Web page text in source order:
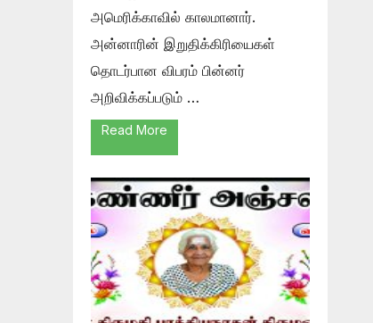
அமெரிக்காவில் காலமானார்.
அன்னாரின் இறுதிக்கிரியைகள்
தொடர்பான விபரம் பின்னர்
அறிவிக்கப்படும் …
Read More